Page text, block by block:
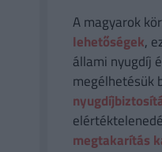
A magyarok
lehetőségek,
állami nyugdíj
megélhetésük
megtakarítás